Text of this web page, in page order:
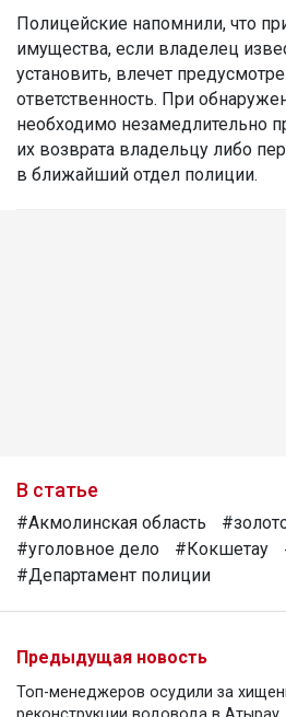
Полицейские напомнили, что
имущества, если владелец
установить, влечет
ответственность. При
необходимо незамедлительно
их возврата владельцу либо
в ближайший отдел полиции.
В статье
#Акмолинская область
#уголовное дело
#Кокшетау
#Департамент полиции
Предыдущая новость
Топ-менеджеров осудили за